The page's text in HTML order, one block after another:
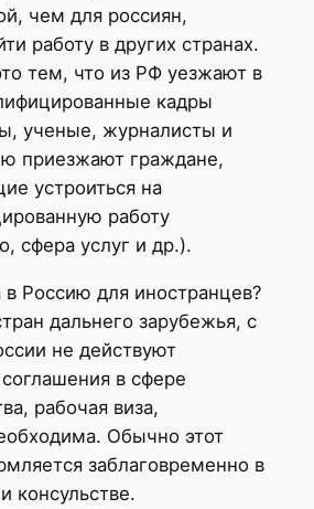
чем для россиян,
работу в других странах.
тем, что из РФ уезжают в
кадры
ученые, журналисты и
приезжают граждане,
устроиться на
работу
сфера услуг и др.).
Россию для иностранцев?
дальнего зарубежья, с
не действуют
в сфере
рабочая виза,
Обычно этот
заблаговременно в
консульстве.